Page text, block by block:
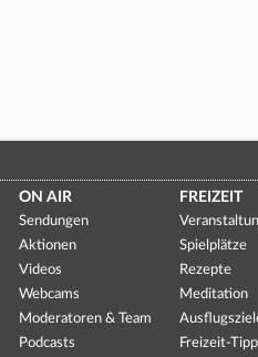
ON AIR
Sendungen
Aktionen
Videos
Webcams
Moderatoren & Team
Podcasts
FREIZEIT
Spielplätze
Rezepte
Meditation
Freizeit-